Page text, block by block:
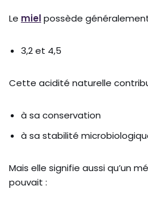
Le mielpossède
3,2 et 4,5
Cette acidité naturelle
à sa conservation
à sa stabilité
Mais elle signifie aussi qu’un
pouvait :